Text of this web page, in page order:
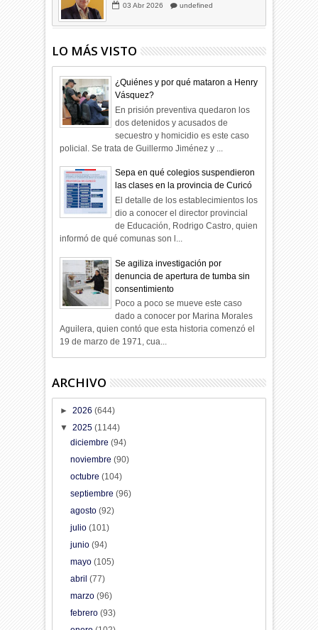
03 Abr 2026 undefined
LO MÁS VISTO
¿Quiénes y por qué mataron a Henry
Vásquez?
En prisión preventiva quedaron los
dos detenidos y acusados de
secuestro y homicidio es este caso
policial. Se trata de Guillermo Jiménez y ...
Sepa en qué colegios suspendieron
las clases en la provincia de Curicó
El detalle de los establecimientos los
dio a conocer el director provincial
de Educación, Rodrigo Castro, quien
informó de qué comunas son l...
Se agiliza investigación por
denuncia de apertura de tumba sin
consentimiento
Poco a poco se mueve este caso
dado a conocer por Marina Morales
Aguilera, quien contó que esta historia comenzó el
19 de marzo de 1971, cua...
ARCHIVO
►2026(644)
▼2025(1144)
diciembre (94)
noviembre (90)
octubre (104)
septiembre (96)
agosto (92)
julio (101)
junio (94)
mayo (105)
abril (77)
marzo (96)
febrero (93)